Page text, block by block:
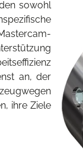
sowohl
an, der
ihre Ziele